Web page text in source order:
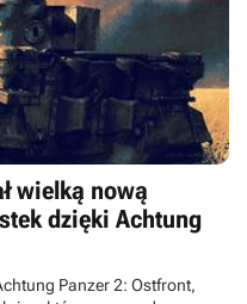
wielką nową
dzięki Achtung
Panzer 2: Ostfront,